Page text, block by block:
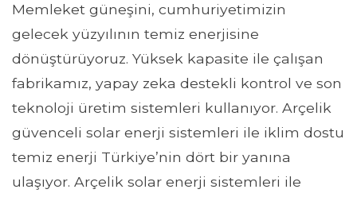
Memleket güneşini, cumhuriyetimizin
gelecek yüzyılının temiz enerjisine
dönüştürüyoruz. Yüksek kapasite ile çalışan
fabrikamız, yapay zeka destekli kontrol ve son
teknoloji üretim sistemleri kullanıyor. Arçelik
güvenceli solar enerji sistemleri ile iklim dostu
temiz enerji Türkiye’nin dört bir yanına
ulaşıyor. Arçelik solar enerji sistemleri ile